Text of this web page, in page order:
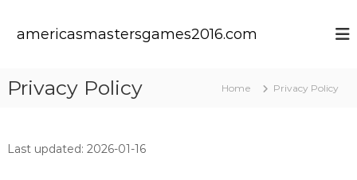
americasmastersgames2016.com
Privacy Policy Home Privacy Policy
Last updated: 2026-01-16